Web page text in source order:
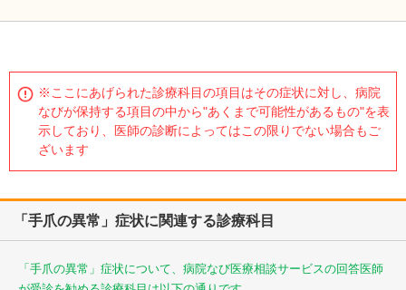
※ここにあげられた診療科目の項目はその症状に対し、病院
なびが保持する項目の中から"あくまで可能性があるもの"を表
示しており、医師の診断によってはこの限りでない場合もご
ざいます
「手爪の異常」症状に関連する診療科目
「手爪の異常」症状について、病院なび医療相談サービスの回答医師